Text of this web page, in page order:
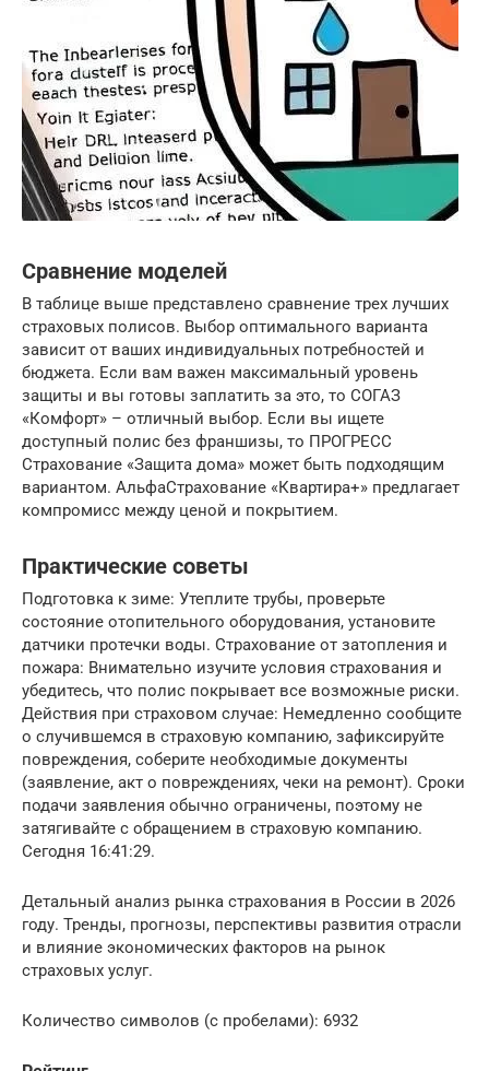
Сравнение моделей
В таблице выше представлено сравнение трех лучших
страховых полисов. Выбор оптимального варианта
зависит от ваших индивидуальных потребностей и
бюджета. Если вам важен максимальный уровень
защиты и вы готовы заплатить за это, то СОГАЗ
«Комфорт» – отличный выбор. Если вы ищете
доступный полис без франшизы, то ПРОГРЕСС
Страхование «Защита дома» может быть подходящим
вариантом. АльфаСтрахование «Квартира+» предлагает
компромисс между ценой и покрытием.
Практические советы
Подготовка к зиме: Утеплите трубы, проверьте
состояние отопительного оборудования, установите
датчики протечки воды. Страхование от затопления и
пожара: Внимательно изучите условия страхования и
убедитесь, что полис покрывает все возможные риски.
Действия при страховом случае: Немедленно сообщите
о случившемся в страховую компанию, зафиксируйте
повреждения, соберите необходимые документы
(заявление, акт о повреждениях, чеки на ремонт). Сроки
подачи заявления обычно ограничены, поэтому не
затягивайте с обращением в страховую компанию.
Сегодня 16:41:29.
Детальный анализ рынка страхования в России в 2026
году. Тренды, прогнозы, перспективы развития отрасли
и влияние экономических факторов на рынок
страховых услуг.
Количество символов (с пробелами): 6932